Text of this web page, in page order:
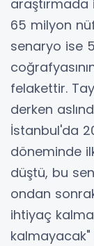
araştırmada
65 milyon
senaryo ise
felakettir.
derken
İstanbul'da
döneminde
düştü, bu
ondan
ihtiyaç